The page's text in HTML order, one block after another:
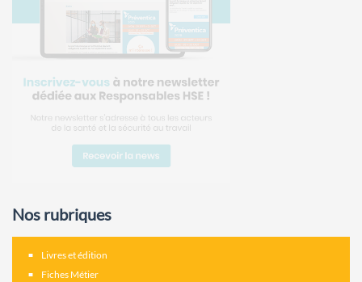
Nos rubriques
Livres et édition
Fiches Métier